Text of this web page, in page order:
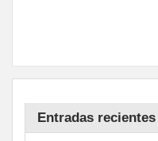
Entradas recientes